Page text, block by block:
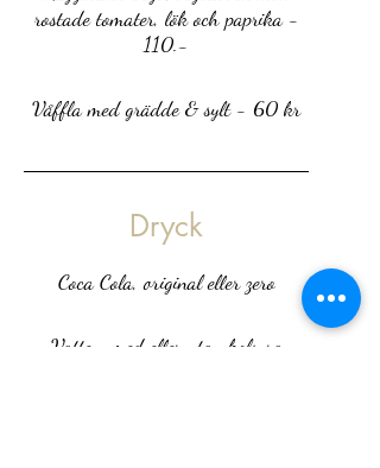
rostade tomater, lök och paprika -
110.-
Våffla med grädde & sylt - 60 kr
Dryck
Coca Cola, original eller zero
Vatten, med eller utan kolsyra